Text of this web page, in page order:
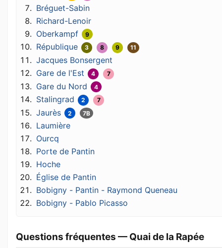
Bréguet-Sabin
Richard-Lenoir
Oberkampf
9
République 3 8 9 11
Jacques Bonsergent
Gare de l'Est
4 7
Gare du Nord 4
Stalingrad 2 7
Jaurès 2 7B
Laumière
Ourcq
Porte de Pantin
Hoche
Église de Pantin
Bobigny - Pantin - Raymond Queneau
Bobigny - Pablo Picasso
Questions fréquentes — Quai de la Rapée